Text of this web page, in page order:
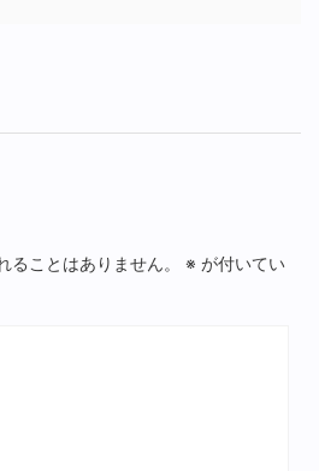
ることはありません。 ※ が付いてい